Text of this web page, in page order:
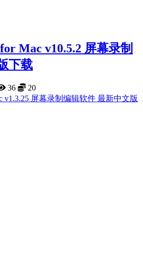
Mac v10.5.2 屏幕录制
下载
36 20